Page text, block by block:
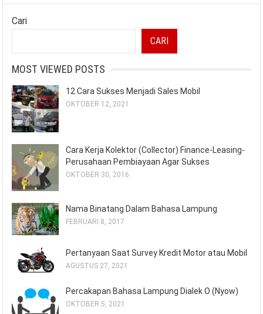
Cari
CARI
MOST VIEWED POSTS
12 Cara Sukses Menjadi Sales Mobil
OKTOBER 12, 2021
Cara Kerja Kolektor (Collector) Finance-Leasing-
Perusahaan Pembiayaan Agar Sukses
OKTOBER 30, 2016
Nama Binatang Dalam Bahasa Lampung
FEBRUARI 8, 2017
Pertanyaan Saat Survey Kredit Motor atau Mobil
AGUSTUS 27, 2021
Percakapan Bahasa Lampung Dialek O (Nyow)
OKTOBER 5, 2021